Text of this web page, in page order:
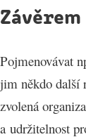
Závěrem
Pojmenovávat
jim někdo další
zvolená
a udržitelnost